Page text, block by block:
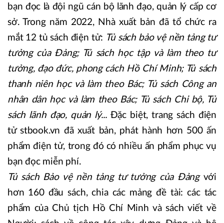
bạn đọc là đội ngũ cán bộ lãnh đạo, quản lý cấp cơ
sở. Trong năm 2022, Nhà xuất bản đã tổ chức ra
mắt 12 tủ sách điện tử: Tủ sách bảo vệ nền tảng tư
tưởng của Đảng; Tủ sách học tập và làm theo tư
tưởng, đạo đức, phong cách Hồ Chí Minh; Tủ sách
thanh niên học và làm theo Bác; Tủ sách Công an
nhân dân học và làm theo Bác; Tủ sách Chi bộ, Tủ
sách lãnh đạo, quản lý...Đặc biệt, trang sách điện
tử stbook.vn đã xuất bản, phát hành hơn 500 ấn
phẩm điện tử, trong đó có nhiều ấn phẩm phục vụ
bạn đọc miễn phí.
Tủ sách Bảo vệ nền tảng tư tưởng của Đảngvới
hơn 160 đầu sách, chia các mảng đề tài: các tác
phẩm của Chủ tịch Hồ Chí Minh và sách viết về